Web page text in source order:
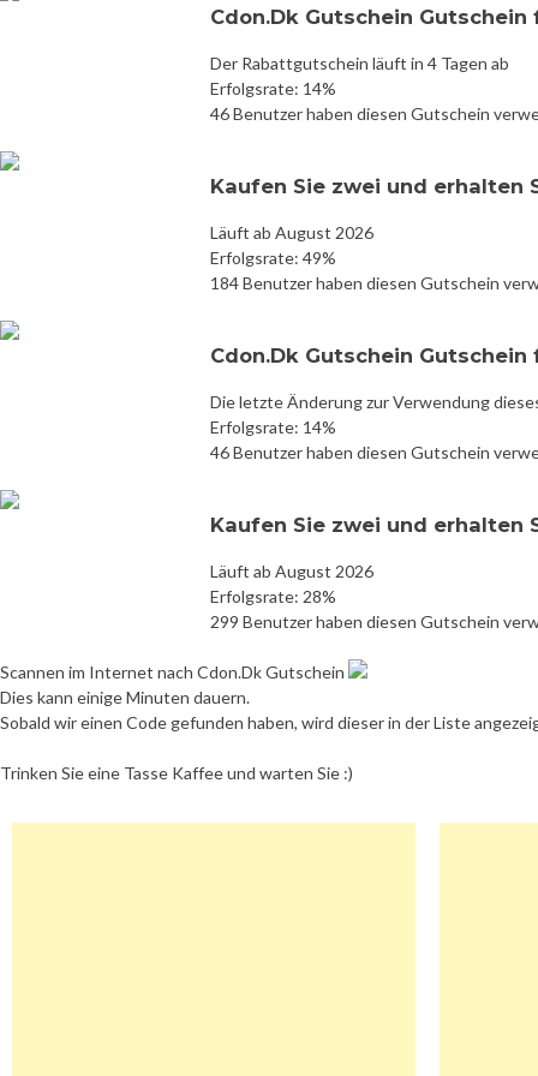
Cdon.Dk Gutschein
Der Rabattgutschein läuft in 4 Tagen ab
Erfolgsrate: 14%
46 Benutzer haben diesen Gutschein
Kaufen Sie zwei und erhalten
Läuft ab August 2026
Erfolgsrate: 49%
184 Benutzer haben diesen Gutschein
Cdon.Dk Gutschein
Die letzte Änderung zur Verwendung
Erfolgsrate: 14%
46 Benutzer haben diesen Gutschein
Kaufen Sie zwei und erhalten
Läuft ab August 2026
Erfolgsrate: 28%
299 Benutzer haben diesen Gutschein
Scannen im Internet nach Cdon.Dk Gutschein
Dies kann einige Minuten dauern.
Sobald wir einen Code gefunden haben, wird dieser in der Liste
Trinken Sie eine Tasse Kaffee und warten Sie :)